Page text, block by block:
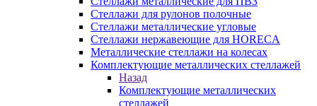
Стеллажи для рулонов полочные
Стеллажи металлические угловые
Стеллажи нержавеющие для HORECA
Металлические стеллажи на колесах
Комплектующие металлических стеллажей
Назад
Комплектующие металлических
стеллажей